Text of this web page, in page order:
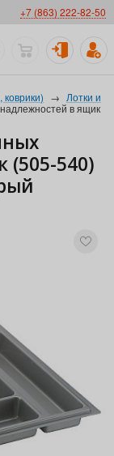
+7 (863) 222-82-50
→ Лотки и
в ящик
540)